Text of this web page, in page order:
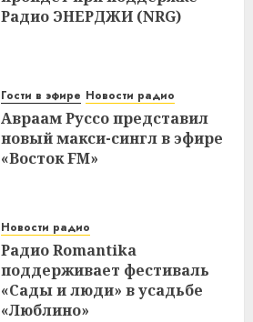
Радио ЭНЕРДЖИ (NRG)
Гости в эфире Новости радио
Авраам Руссо представил
новый макси-сингл в эфире
«Восток FM»
Новости радио
Радио Romantika
поддерживает фестиваль
«Сады и люди» в усадьбе
«Люблино»